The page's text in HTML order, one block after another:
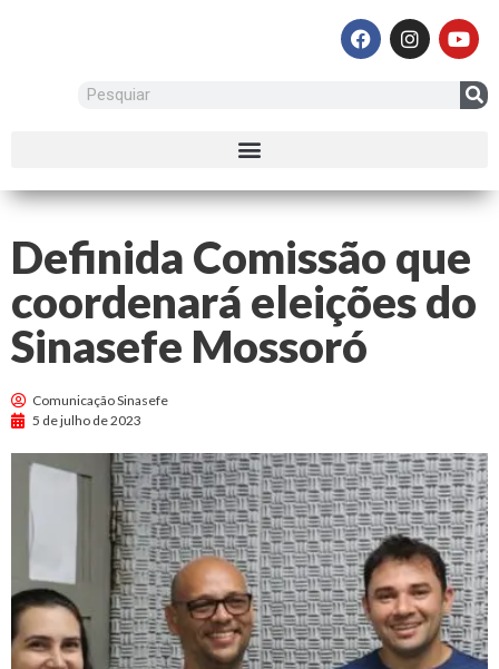
Definida Comissão que
coordenará eleições do
Sinasefe Mossoró
Comunicação Sinasefe
5 de julho de 2023